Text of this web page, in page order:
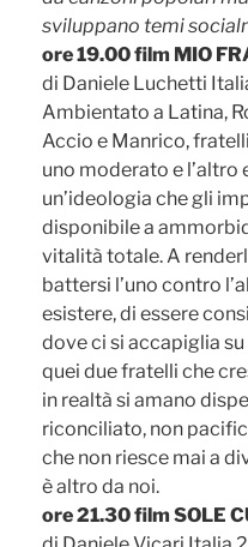
sviluppano temi
ore 19.00 film MIO
di Daniele Luchetti
Ambientato a Latina,
Accio e Manrico,
uno moderato e l’altro
un’ideologia che gli
disponibile a
vitalità totale. A
battersi l’uno contro
esistere, di essere
dove ci si accapiglia
quei due fratelli che
in realtà si amano
riconciliato, non
che non riesce mai a
è altro da noi.
ore 21.30 film SOLE